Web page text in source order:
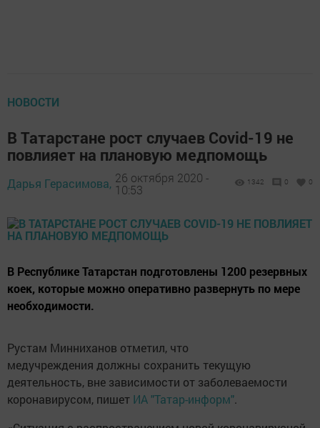
НОВОСТИ
В Татарстане рост случаев Covid-19 не
повлияет на плановую медпомощь
Дарья Герасимова, 26 октября 2020 -
10:53
1342 0 0
В Республике Татарстан подготовлены 1200 резервных
коек, которые можно оперативно развернуть по мере
необходимости.
Рустам Минниханов отметил, что
медучреждения должны сохранить текущую
деятельность, вне зависимости от заболеваемости
коронавирусом, пишет ИА "Татар-информ".